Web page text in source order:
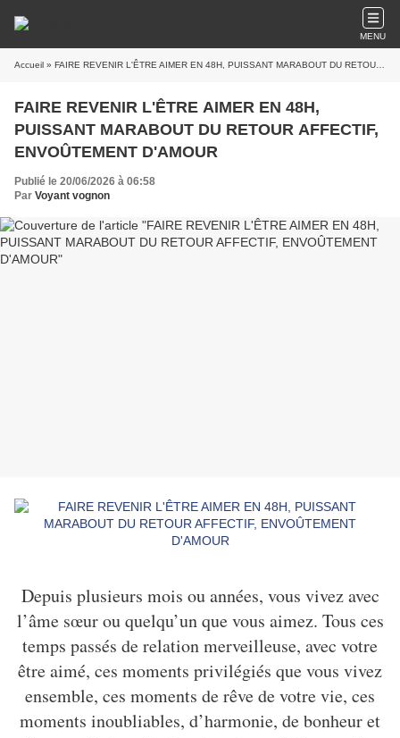
MENU
Accueil » FAIRE REVENIR L'ÊTRE AIMER EN 48H, PUISSANT MARABOUT DU RETOUR AFFECTIF, ENVOÛTEMENT D'AMOUR
FAIRE REVENIR L'ÊTRE AIMER EN 48H,
PUISSANT MARABOUT DU RETOUR AFFECTIF,
ENVOÛTEMENT D'AMOUR
Publié le 20/06/2026 à 06:58
Par Voyant vognon
Depuis plusieurs mois ou années, vous vivez avec
l’âme sœur ou quelqu’un que vous aimez. Tous ces
temps passés de relation merveilleuse, avec votre
être aimé, ces moments privilégiés que vous vivez
ensemble, ces moments de rêve de votre vie, ces
moments inoubliables, d’harmonie, de bonheur et